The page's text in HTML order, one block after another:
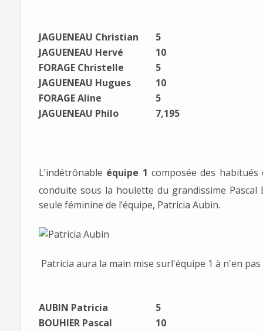
JAGUENEAU Christian
5
JAGUENEAU Hervé
10
FORAGE Christelle
5
JAGUENEAU Hugues
10
FORAGE Aline
5
JAGUENEAU Philo
7,195
L’indétrônable équipe 1 composée des
conduite sous la houlette du grandissime
seule féminine de l’équipe, Patricia Aubin.
Patricia aura la main mise surl'équipe 1 à n'en
AUBIN Patricia
5
BOUHIER Pascal
10